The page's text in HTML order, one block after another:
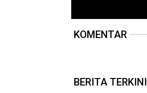
KOMENTAR
BERITA TERKINI